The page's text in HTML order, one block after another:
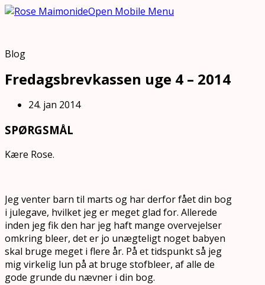
Open Mobile Menu
Blog
Fredagsbrevkassen uge 4 – 2014
24. jan 2014
SPØRGSMÅL
Kære Rose.
Jeg venter barn til marts og har derfor fået din bog
i julegave, hvilket jeg er meget glad for. Allerede
inden jeg fik den har jeg haft mange overvejelser
omkring bleer, det er jo unægteligt noget babyen
skal bruge meget i flere år. På et tidspunkt så jeg
mig virkelig lun på at bruge stofbleer, af alle de
gode grunde du nævner i din bog.